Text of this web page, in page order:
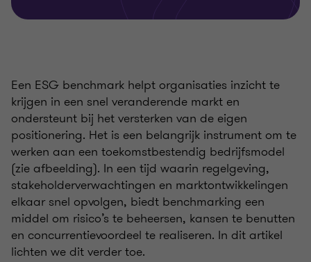
Een ESG benchmark helpt organisaties inzicht te
krijgen in een snel veranderende markt en
ondersteunt bij het versterken van de eigen
positionering. Het is een belangrijk instrument om te
werken aan een toekomstbestendig bedrijfsmodel
(zie afbeelding). In een tijd waarin regelgeving,
stakeholderverwachtingen en marktontwikkelingen
elkaar snel opvolgen, biedt benchmarking een
middel om risico’s te beheersen, kansen te benutten
en concurrentievoordeel te realiseren. In dit artikel
lichten we dit verder toe.